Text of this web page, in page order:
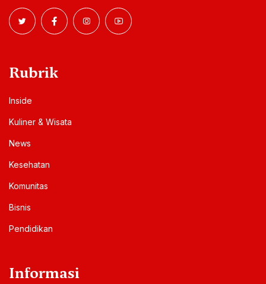
Rubrik
Inside
Kuliner & Wisata
News
Kesehatan
Komunitas
Bisnis
Pendidikan
Informasi